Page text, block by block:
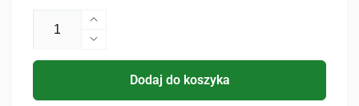
Zwiększ
ilość
dla
FLOW
Zmniejsz
ilość
FLOW
Dodaj do koszyka